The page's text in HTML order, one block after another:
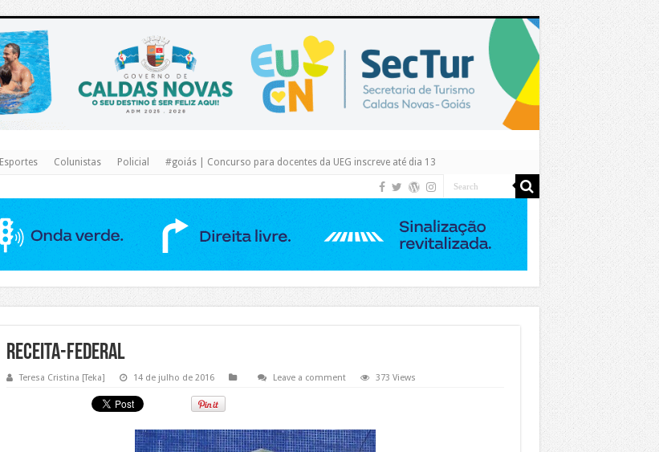
https://www.caldasnovas.go.gov.br/
Esportes Colunistas Policial #goiás | Concurso para docentes da UEG inscreve até dia 13
Receita-Federal
Teresa Cristina [Teka] 14 de julho de 2016 Leave a comment 373 Views